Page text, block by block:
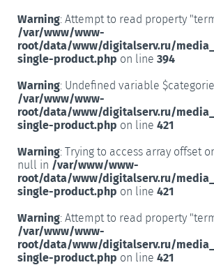
Warning: Attempt to read property
/var/www/www-
root/data/www/digitalserv.ru/
single-product.php on line 394
Warning: Undefined variable
/var/www/www-
root/data/www/digitalserv.ru/
single-product.php on line 421
Warning: Trying to access array offset
null in /var/www/www-
root/data/www/digitalserv.ru/
single-product.php on line 421
Warning: Attempt to read property
/var/www/www-
root/data/www/digitalserv.ru/
single-product.php on line 421